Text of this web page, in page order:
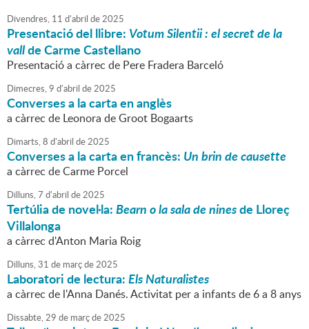
Divendres, 11 d'abril de2025
Presentació del llibre: Votum Silentii : el secret de la
vallde Carme Castellano
Presentació a càrrec de Pere Fradera Barceló
Dimecres,9 d'abril de2025
Converses a la carta en anglès
a càrrec de Leonora de Groot Bogaarts
Dimarts,8 d'abril de2025
Converses a la carta en francès: Un brin de causette
a càrrec de Carme Porcel
Dilluns,7 d'abril de2025
Tertúlia de novel·la:Bearn o la sala de ninesde Lloreç
Villalonga
a càrrec d'Anton Maria Roig
Dilluns,31 de marçde2025
Laboratori de lectura:Els Naturalistes
a càrrec de l'Anna Danés. Activitat per a infants de 6 a 8 anys
Dissabte,29 de marçde2025